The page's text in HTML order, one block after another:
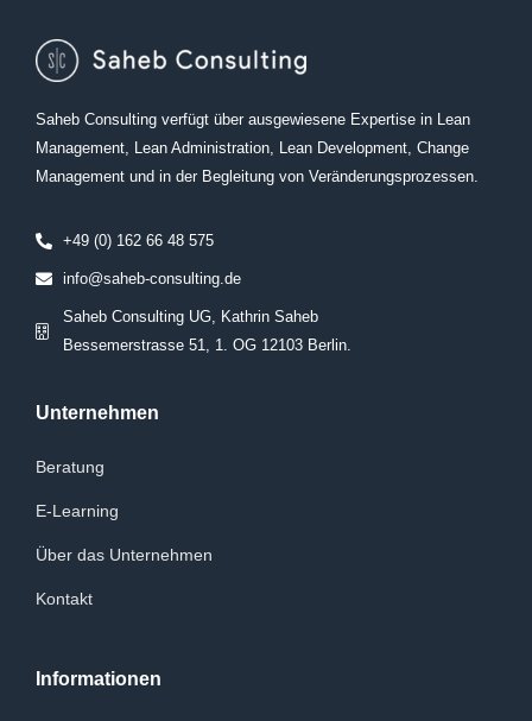
Saheb Consulting verfügt über ausgewiesene Expertise in Lean
Management, Lean Administration, Lean Development, Change
Management und in der Begleitung von Veränderungsprozessen.
+49 (0) 162 66 48 575
info@saheb-consulting.de
Saheb Consulting UG, Kathrin Saheb
Bessemerstrasse 51, 1. OG 12103 Berlin.
Unternehmen
Beratung
E-Learning
Über das Unternehmen
Kontakt
Informationen